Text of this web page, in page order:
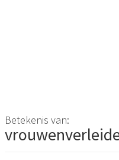
Betekenis van: